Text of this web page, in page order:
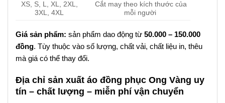
XS, S, L, XL, 2XL,
3XL, 4XL
Cắt may theo kích thước của
mỗi người
Giá sản phẩm: sản phẩm dao động từ 50.000 – 150.000
đồng. Tùy thuộc vào số lượng, chất vải, chất liệu in, thêu
mà giá có thể thay đổi.
Địa chỉ sản xuất áo đồng phục Ong Vàng uy
tín – chất lượng – miễn phí vận chuyển